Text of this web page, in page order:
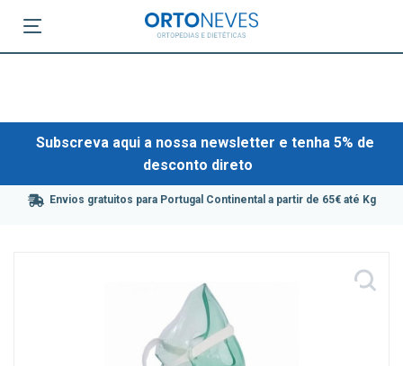
Subscreva aqui a nossa newsletter e tenha 5% de
desconto direto
Envios gratuitos para Portugal Continental a partir de 65€ até Kg